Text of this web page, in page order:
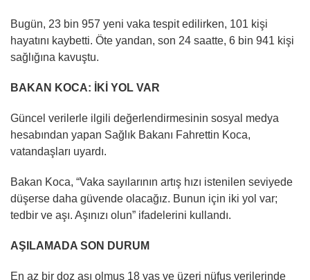
Bugün, 23 bin 957 yeni vaka tespit edilirken, 101 kişi
hayatını kaybetti. Öte yandan, son 24 saatte, 6 bin 941 kişi
sağlığına kavuştu.
BAKAN KOCA: İKİ YOL VAR
Güncel verilerle ilgili değerlendirmesinin sosyal medya
hesabından yapan Sağlık Bakanı Fahrettin Koca,
vatandaşları uyardı.
Bakan Koca, “Vaka sayılarının artış hızı istenilen seviyede
düşerse daha güvende olacağız. Bunun için iki yol var;
tedbir ve aşı. Aşınızı olun” ifadelerini kullandı.
AŞILAMADA SON DURUM
En az bir doz aşı olmuş 18 yaş ve üzeri nüfus verilerinde